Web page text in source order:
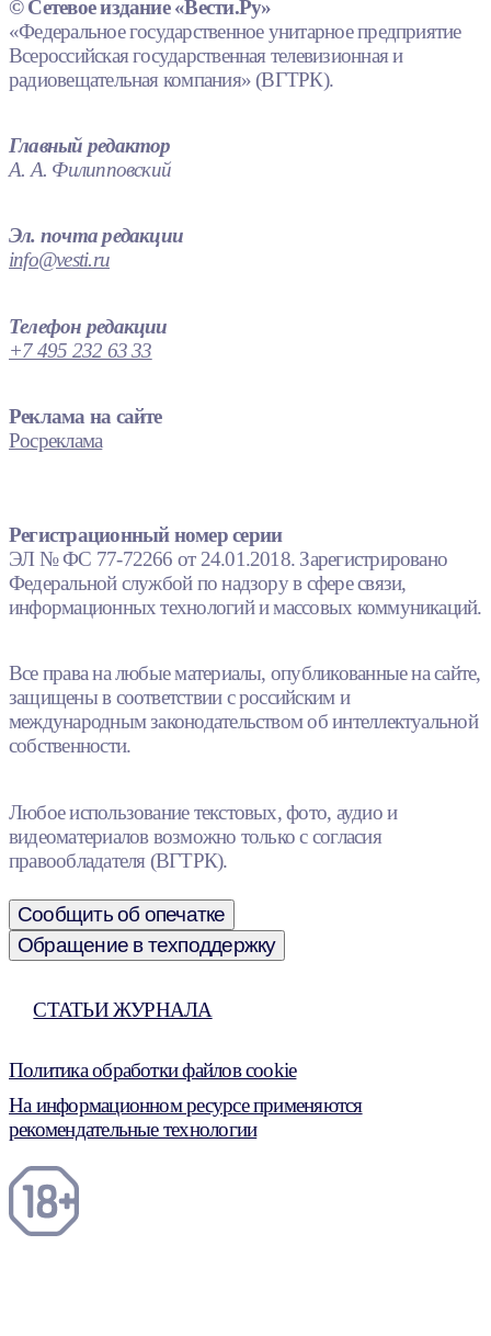
© Сетевое издание «Вести.Ру»
«Федеральное государственное унитарное предприятие
Всероссийская государственная телевизионная и
радиовещательная компания» (ВГТРК).
Главный редактор
А. А. Филипповский
Эл. почта редакции
info@vesti.ru
Телефон редакции
+7 495 232 63 33
Реклама на сайте
Росреклама
Регистрационный номер серии
ЭЛ № ФС 77-72266 от 24.01.2018. Зарегистрировано
Федеральной службой по надзору в сфере связи,
информационных технологий и массовых коммуникаций.
Все права на любые материалы, опубликованные на сайте,
защищены в соответствии с российским и
международным законодательством об интеллектуальной
собственности.
Любое использование текстовых, фото, аудио и
видеоматериалов возможно только с согласия
правообладателя (ВГТРК).
Сообщить об опечатке
Обращение в техподдержку
СТАТЬИ ЖУРНАЛА
Политика обработки файлов cookie
На информационном ресурсе применяются
рекомендательные технологии